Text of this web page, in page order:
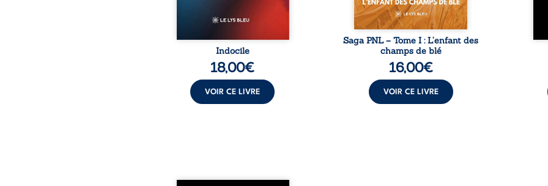
Indocile
18,00€
VOIR CE LIVRE
Saga PNL – Tome I : L’enfant des
champs de blé
16,00€
VOIR CE LIVRE